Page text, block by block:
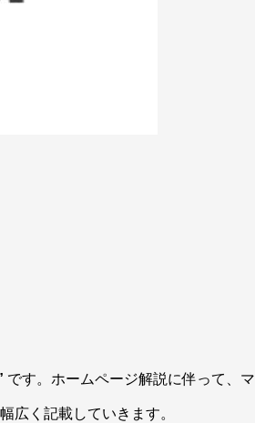
です。ホームページ解説に伴って、マ
広く記載していきます。